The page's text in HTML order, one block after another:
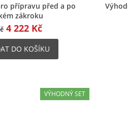
náhled
přípravu před a po
zákroku
4 222 Kč
DO KOŠÍKU
VÝHODNÝ SET